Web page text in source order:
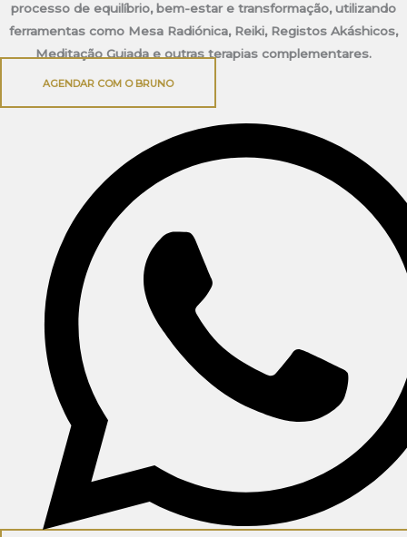
processo de equilíbrio, bem-estar e transformação, utilizando
ferramentas como Mesa Radiónica, Reiki, Registos Akáshicos,
Meditação Guiada e outras terapias complementares.
AGENDAR COM O BRUNO